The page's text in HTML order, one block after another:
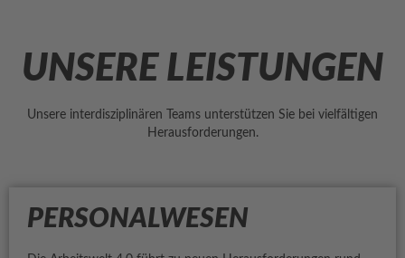
UNSERE LEISTUNGEN
Unsere interdisziplinären Teams unterstützen Sie bei vielfältigen
Herausforderungen.
PERSONALWESEN